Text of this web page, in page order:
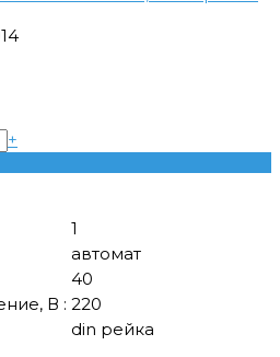
+
1
автомат
40
В : 220
din рейка